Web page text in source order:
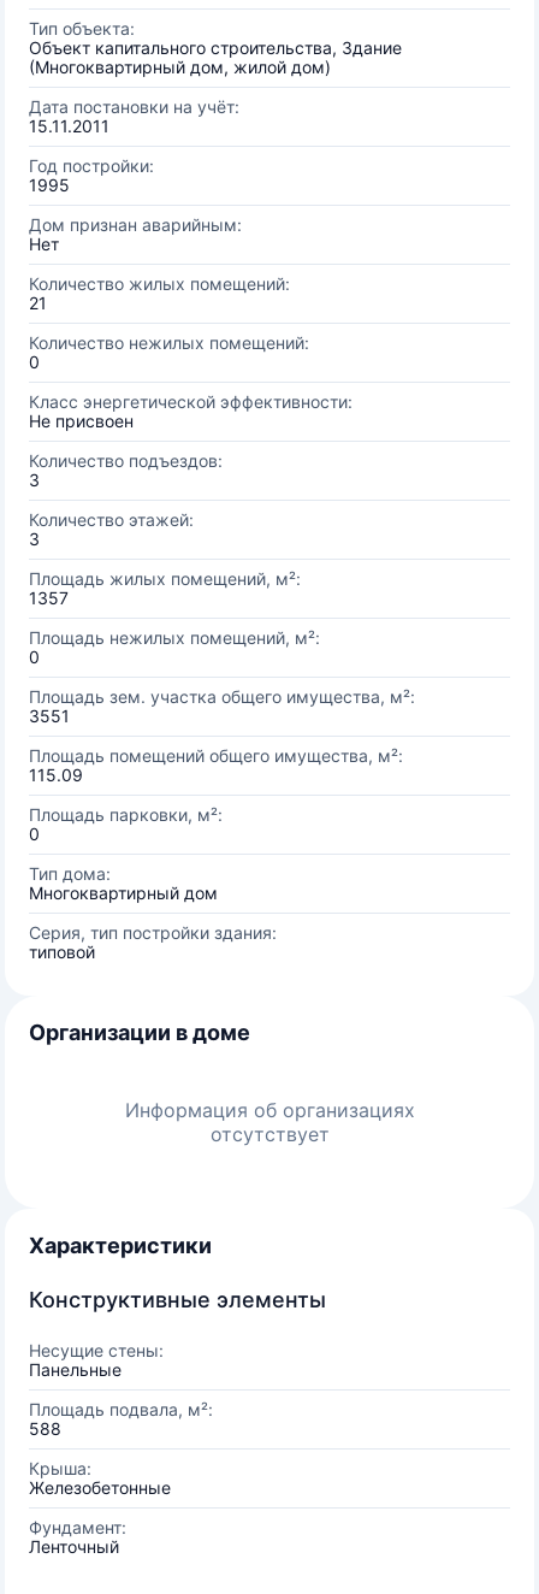
Тип объекта:
Объект капитального строительства, Здание
(Многоквартирный дом, жилой дом)
Дата постановки на учёт:
15.11.2011
Год постройки:
1995
Дом признан аварийным:
Нет
Количество жилых помещений:
21
Количество нежилых помещений:
0
Класс энергетической эффективности:
Не присвоен
Количество подъездов:
3
Количество этажей:
3
Площадь жилых помещений, м²:
1357
Площадь нежилых помещений, м²:
0
Площадь зем. участка общего имущества, м²:
3551
Площадь помещений общего имущества, м²:
115.09
Площадь парковки, м²:
0
Тип дома:
Многоквартирный дом
Серия, тип постройки здания:
типовой
Организации в доме
Информация об организациях
отсутствует
Характеристики
Конструктивные элементы
Несущие стены:
Панельные
Площадь подвала, м²:
588
Крыша:
Железобетонные
Фундамент:
Ленточный